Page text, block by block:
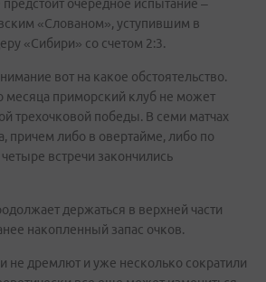
очередное испытание –
«Слованом», уступившим в
«Сибири» со счетом 2:3.
вот на какое обстоятельство.
месяца приморский клуб не может
трехочковой победы. В семи матчах
причем либо в овертайме, либо по
встречи закончились
держаться в верхней части
накопленный запас очков.
не дремлют и уже несколько сократили